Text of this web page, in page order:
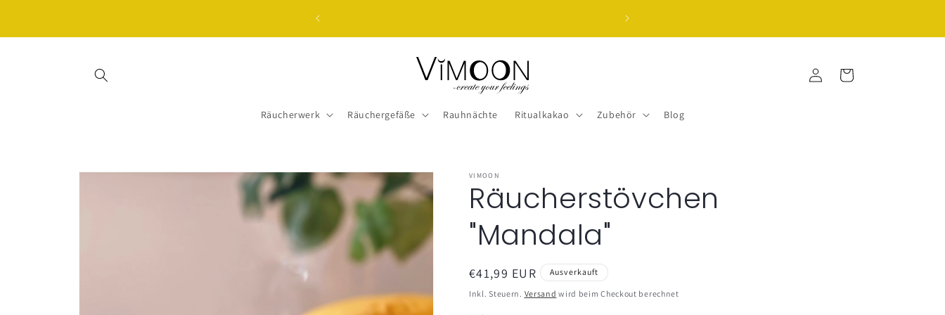
Räucherwerk Räuchergefäße Rauhnächte Ritualkakao Zubehör Blog
EinloggenWarenkorb
Zu
VIMOON
Räucherstövchen
"Mandala"
Normaler
Preis
€41,99 EUR Ausverkauft
Inkl. Steuern. Versand wird beim Checkout berechnet